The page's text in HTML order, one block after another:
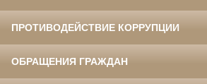
ПРОТИВОДЕЙСТВИЕ КОРРУПЦИИ
ОБРАЩЕНИЯ ГРАЖДАН